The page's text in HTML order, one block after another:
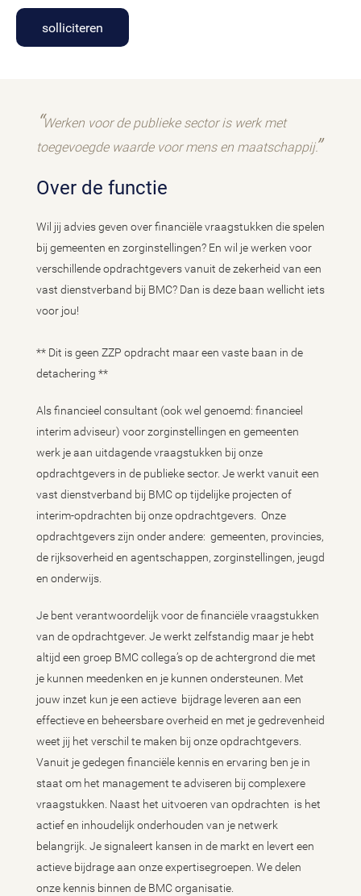
solliciteren
Werken voor de publieke sector is werk met
toegevoegde waarde voor mens en maatschappij.
Over de functie
Wil jij advies geven over financiële vraagstukken die spelen
bij gemeenten en zorginstellingen? En wil je werken voor
verschillende opdrachtgevers vanuit de zekerheid van een
vast dienstverband bij BMC? Dan is deze baan wellicht iets
voor jou!
** Dit is geen ZZP opdracht maar een vaste baan in de
detachering **
Als financieel consultant (ook wel genoemd: financieel
interim adviseur) voor zorginstellingen en gemeenten
werk je aan uitdagende vraagstukken bij onze
opdrachtgevers in de publieke sector. Je werkt vanuit een
vast dienstverband bij BMC op tijdelijke projecten of
interim-opdrachten bij onze opdrachtgevers. Onze
opdrachtgevers zijn onder andere: gemeenten, provincies,
de rijksoverheid en agentschappen, zorginstellingen, jeugd
en onderwijs.
Je bent verantwoordelijk voor de financiële vraagstukken
van de opdrachtgever. Je werkt zelfstandig maar je hebt
altijd een groep BMC collega’s op de achtergrond die met
je kunnen meedenken en je kunnen ondersteunen. Met
jouw inzet kun je een actieve bijdrage leveren aan een
effectieve en beheersbare overheid en met je gedrevenheid
weet jij het verschil te maken bij onze opdrachtgevers.
Vanuit je gedegen financiële kennis en ervaring ben je in
staat om het management te adviseren bij complexere
vraagstukken. Naast het uitvoeren van opdrachten is het
actief en inhoudelijk onderhouden van je netwerk
belangrijk. Je signaleert kansen in de markt en levert een
actieve bijdrage aan onze expertisegroepen. We delen
onze kennis binnen de BMC organisatie.